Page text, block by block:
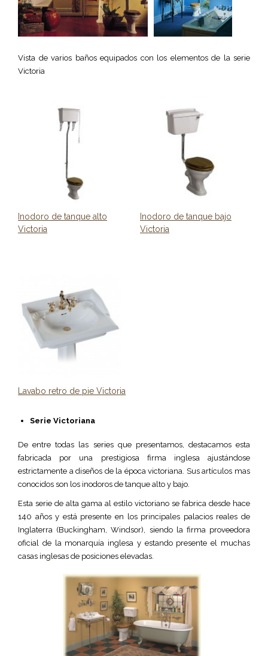
Vista de varios baños equipados con los elementos de la serie
Victoria
Inodoro de tanque alto
Victoria
Inodoro de tanque bajo
Victoria
Lavabo retro de pie Victoria
Serie Victoriana
De entre todas las series que presentamos, destacamos esta
fabricada por una prestigiosa firma inglesa ajustándose
estrictamente a diseños de la época victoriana. Sus artículos mas
conocidos son los inodoros de tanque alto y bajo.
Esta serie de alta gama al estilo victoriano se fabrica desde hace
140 años y está presente en los principales palacios reales de
Inglaterra (Buckingham, Windsor), siendo la firma proveedora
oficial de la monarquía inglesa y estando presente el muchas
casas inglesas de posiciones elevadas.